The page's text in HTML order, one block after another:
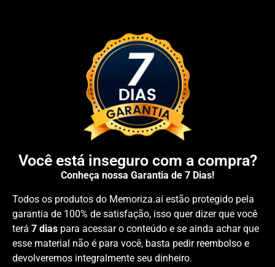
Você está inseguro com a compra?
Conheça nossa Garantia de 7 Dias!
Todos os produtos do Memoriza.aí estão protegido pela
garantia de 100% de satisfação, isso quer dizer que você
terá 7 dias para acessar o conteúdo e se ainda achar que
esse material não é para você, basta pedir reembolso e
devolveremos integralmente seu dinheiro.